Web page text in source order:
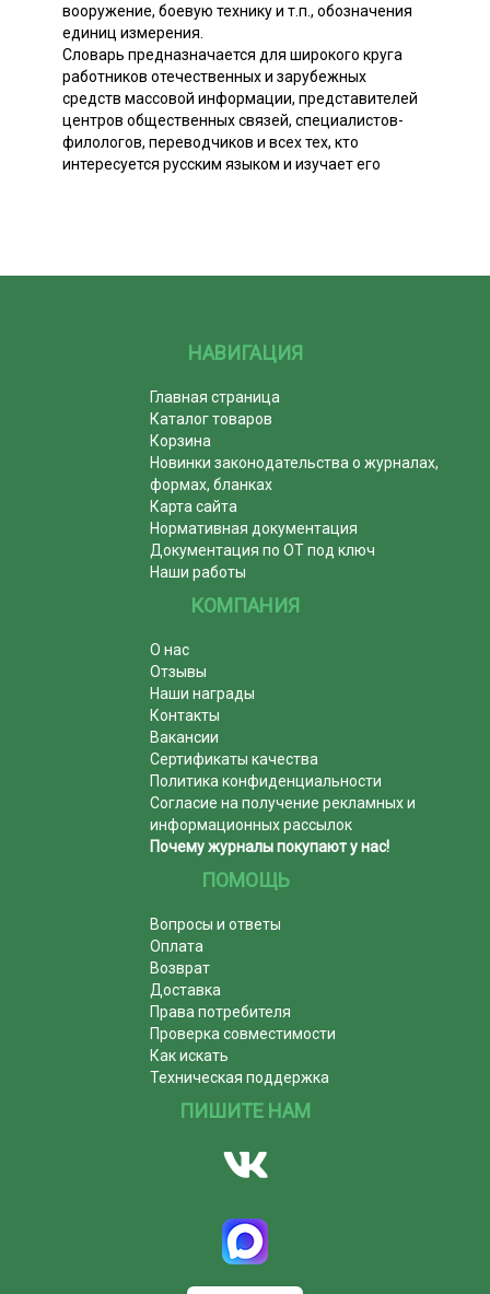
вооружение, боевую технику и т.п., обозначения
единиц измерения.
Словарь предназначается для широкого круга
работников отечественных и зарубежных
средств массовой информации, представителей
центров общественных связей, специалистов-
филологов, переводчиков и всех тех, кто
интересуется русским языком и изучает его
НАВИГАЦИЯ
Главная страница
Каталог товаров
Корзина
Новинки законодательства о журналах,
формах, бланках
Карта сайта
Нормативная документация
Документация по ОТ под ключ
Наши работы
КОМПАНИЯ
О нас
Отзывы
Наши награды
Контакты
Вакансии
Сертификаты качества
Политика конфиденциальности
Согласие на получение рекламных и
информационных рассылок
Почему журналы покупают у нас!
ПОМОЩЬ
Вопросы и ответы
Оплата
Возврат
Доставка
Права потребителя
Проверка совместимости
Как искать
Техническая поддержка
ПИШИТЕ НАМ